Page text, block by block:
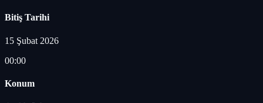
Bitiş Tarihi
15 Şubat 2026
00:00
Konum